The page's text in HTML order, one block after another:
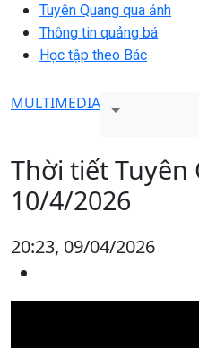
Tuyên Quang qua ảnh
Thông tin quảng bá
Học tập theo Bác
MULTIMEDIA
Thời tiết Tuyên
10/4/2026
20:23, 09/04/2026